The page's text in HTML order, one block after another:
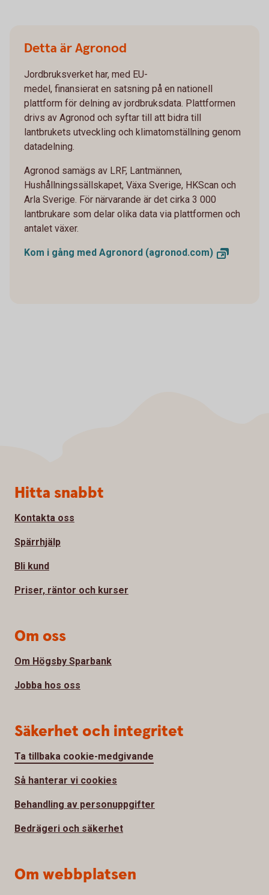
Detta är Agronod
Jordbruksverket har, med EU-
medel, finansierat en satsning på en nationell
plattform för delning av jordbruksdata. Plattformen
drivs av Agronod och syftar till att bidra till
lantbrukets utveckling och klimatomställning genom
datadelning.
Agronod samägs av LRF, Lantmännen,
Hushållningssällskapet, Växa Sverige, HKScan och
Arla Sverige. För närvarande är det cirka 3 000
lantbrukare som delar olika data via plattformen och
antalet växer.
Kom i gång med Agronord (agronod.com)
Sidfot
Hitta snabbt
Kontakta oss
Spärrhjälp
Bli kund
Priser, räntor och kurser
Om oss
Om Högsby Sparbank
Jobba hos oss
Säkerhet och integritet
Ta tillbaka cookie-medgivande
Så hanterar vi cookies
Behandling av personuppgifter
Bedrägeri och säkerhet
Om webbplatsen